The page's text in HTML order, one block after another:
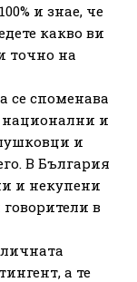
и знае, че
какво ви
точно на
се споменава
национални и
и
В България
и некупени
в
а те